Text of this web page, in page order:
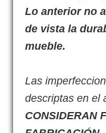
Lo anterior no
de vista la
mueble.
Las
descriptas en el
CONSIDERAN